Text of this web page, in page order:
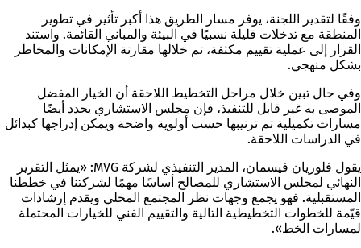
وفقًا لتقدير اللجنة، يوفر مسار الطريق هذا أكبر تأثير في تطوير
المنطقة مع تدخلات قليلة نسبيًا في البيئة والمباني القائمة. واستند
القرار إلى عملية تقييم مكثفة، تم خلالها مقارنة الإمكانات والمخاطر
بشكل منهجي.
وفي حال تبين خلال مراحل التخطيط اللاحقة أن الخيار المفضل
الموصى به غير قابل للتنفيذ، فإن مجلس الاستشاري يحدد أيضًا
مسارات تكميلية تم ترتيبها حسب أولوية واضحة ويمكن إدراجها كبدائل
في الدراسات اللاحقة.
يقول فلوريان فيسمان، المدير التنفيذي لشركة MVG: «يمثل التقرير
النهائي لمجلس الاستشاري للمصالح أساسًا مهمًا لشركتنا في خططنا
المستقبلية. فهو يجمع وجهات نظر المجتمع المحلي ويقدم إرشادات
قيّمة للخطوات التخطيطية التالية والتقييم الفني للخيارات المحتملة
لمسارات الخط».